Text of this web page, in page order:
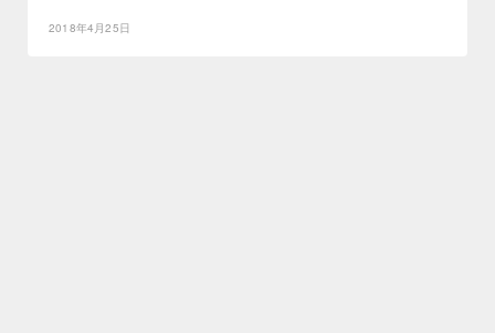
2018年4月25日